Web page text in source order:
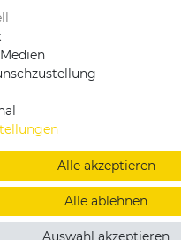
Sie uns an unter:
- 21459172
|
Impressum
Copyright by König Design
DESIGNED BYKS-COMMERCE
Alle akzeptieren
Alle ablehnen
Auswahl akzeptieren